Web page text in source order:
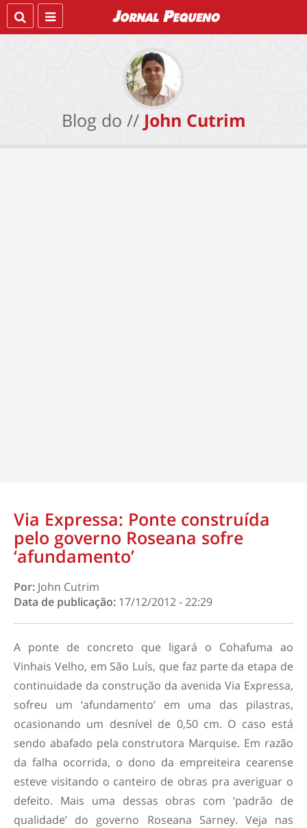
Blog do // John Cutrim
Via Expressa: Ponte construída
pelo governo Roseana sofre
‘afundamento’
Por: John Cutrim
Data de publicação: 17/12/2012 - 22:29
A ponte de concreto que ligará o Cohafuma ao
Vinhais Velho, em São Luís, que faz parte da etapa de
continuidade da construção da avenida Via Expressa,
sofreu um ‘afundamento’ em uma das pilastras,
ocasionando um desnível de 0,50 cm. O caso está
sendo abafado pela construtora Marquise. Em razão
da falha ocorrida, o dono da empreiteira cearense
esteve visitando o canteiro de obras pra averiguar o
defeito. Mais uma dessas obras com ‘padrão de
qualidade’ do governo Roseana Sarney. Veja nas